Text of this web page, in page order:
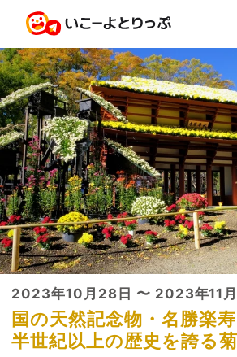
2023年10月28日 〜 2023年11
国の天然記念物・名勝楽
半世紀以上の歴史を誇る